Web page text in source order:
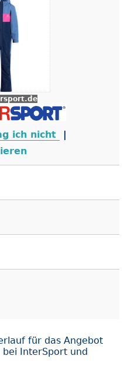
ich nicht
|
für das Angebot
bei InterSport und